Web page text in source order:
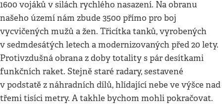
1600 vojáků v silách rychlého nasazení. Na obranu
našeho území nám zbude 3500 přímo pro boj
vycvičených mužů a žen. Třicítka tanků, vyrobených
v sedmdesátých letech a modernizovaných před 20 lety.
Protivzdušná obrana z doby totality s pár desítkami
funkčních raket. Stejně staré radary, sestavené
v podstatě z náhradních dílů, hlídající nebe ve výšce nad
třemi tisíci metry. A takhle bychom mohli pokračovat.